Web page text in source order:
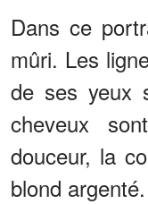
Dans ce
mûri. Les
de ses yeux
cheveux
douceur, la
blond argenté.